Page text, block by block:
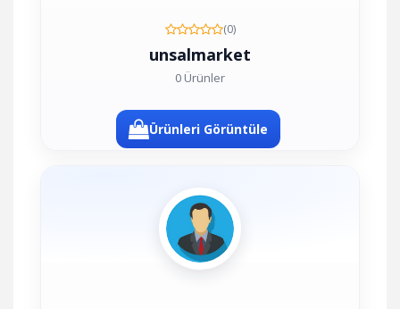
(0)
unsalmarket
0 Ürünler
Ürünleri Görüntüle